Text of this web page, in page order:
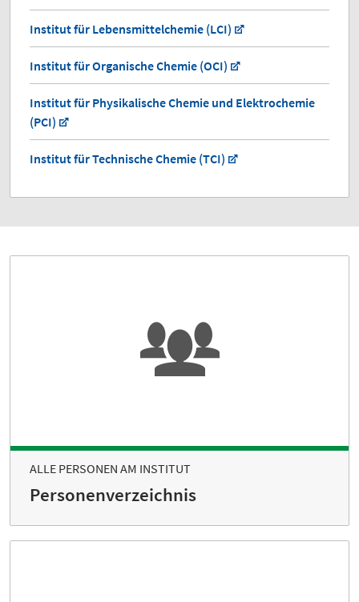
Institut für Lebensmittelchemie (LCI)
Institut für Organische Chemie (OCI)
Institut für Physikalische Chemie und Elektrochemie
(PCI)
Institut für Technische Chemie (TCI)
ALLE PERSONEN AM INSTITUT
Personenverzeichnis